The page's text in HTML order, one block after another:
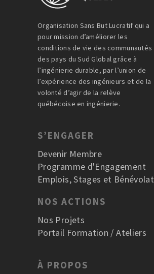
Organisation Sans But Lucratif qui a
pour mission d’améliorer les
conditions de vie des communautés
des pays du Sud Global grâce à
l’ingénierie durable, par l’union de
l’expérience des ingénieurs et de la
volonté d’agir de la relève
québécoise en ingénierie.
S’ENGAGER
Devenir Membre
Programme d'Engagement
Emplois, Stages et Bénévolat
NOS ACTIONS
Nos Projets
Portail Formation / Ateliers
À PROPOS